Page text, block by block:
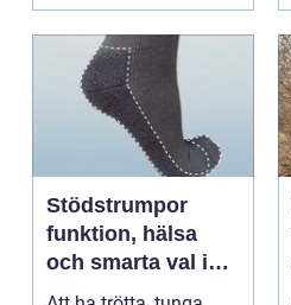
Stödstrumpor
funktion, hälsa
och smarta val i
vardagen